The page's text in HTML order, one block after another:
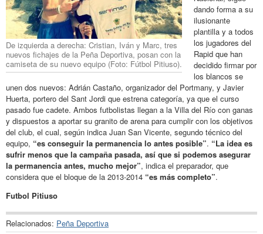
De izquierda a derecha: Cristian, Iván y Marc, tres
nuevos fichajes de la Peña Deportiva, posan con la
camiseta de su nuevo equipo (Foto: Fútbol Pitiuso).
dando forma a su
ilusionante
plantilla y a todos
los jugadores del
Rapid que han
decidido firmar por
los blancos se
unen dos nuevos: Adrián Castaño, organizador del Portmany, y Javier
Huerta, portero del Sant Jordi que estrena categoría, ya que el curso
pasado fue cadete. Ambos futbolistas llegan a la Villa del Río con ganas
y dispuestos a aportar su granito de arena para cumplir con los objetivos
del club, el cual, según indica Juan San Vicente, segundo técnico del
equipo, “es conseguir la permanencia lo antes posible”. “La idea es
sufrir menos que la campaña pasada, así que si podemos asegurar
la permanencia antes, mucho mejor”, indica el preparador, que
considera que el bloque de la 2013-2014 “es más completo”.
Futbol Pitiuso
Relacionados: Peña Deportiva